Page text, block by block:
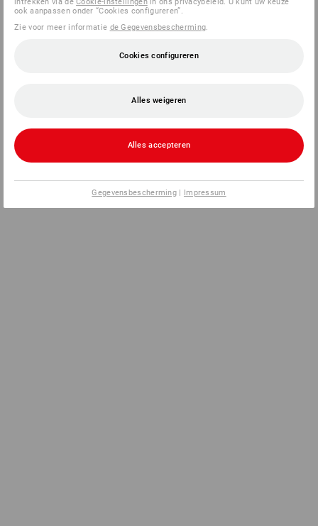
ook aanpassen onder “Cookies configureren”.
Zie voor meer informatie de Gegevensbescherming.
Cookies configureren
Alles weigeren
Alles accepteren
Gegevensbescherming | Impressum